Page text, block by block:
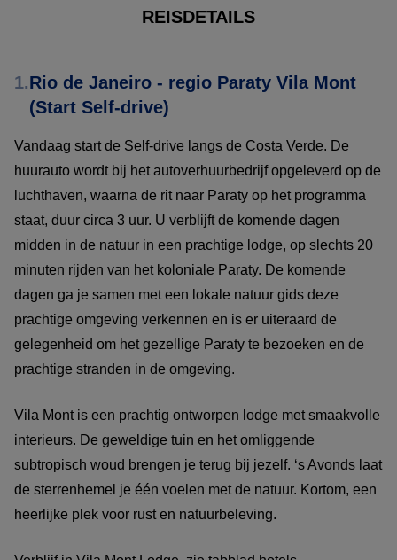
REISDETAILS
1.Rio de Janeiro - regio Paraty Vila Mont
(Start Self-drive)
Vandaag start de Self-drive langs de Costa Verde. De
huurauto wordt bij het autoverhuurbedrijf opgeleverd op de
luchthaven, waarna de rit naar Paraty op het programma
staat, duur circa 3 uur. U verblijft de komende dagen
midden in de natuur in een prachtige lodge, op slechts 20
minuten rijden van het koloniale Paraty. De komende
dagen ga je samen met een lokale natuur gids deze
prachtige omgeving verkennen en is er uiteraard de
gelegenheid om het gezellige Paraty te bezoeken en de
prachtige stranden in de omgeving.
Vila Mont is een prachtig ontworpen lodge met smaakvolle
interieurs. De geweldige tuin en het omliggende
subtropisch woud brengen je terug bij jezelf. ‘s Avonds laat
de sterrenhemel je één voelen met de natuur. Kortom, een
heerlijke plek voor rust en natuurbeleving.